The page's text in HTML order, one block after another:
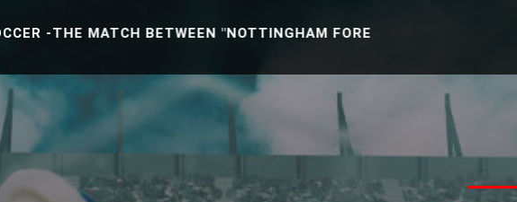
BETWEEN "NOTTINGHAM FOREST U21 -VS- READING U21"